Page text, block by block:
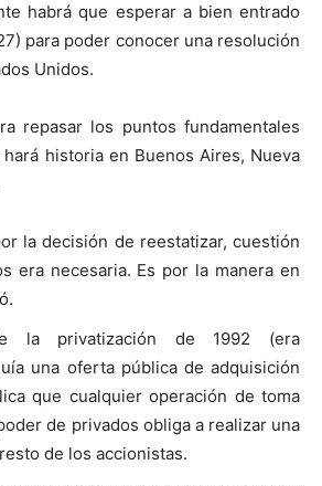
habrá que esperar a bien entrado
para poder conocer una resolución
Unidos.
repasar los puntos fundamentales
historia en Buenos Aires, Nueva
la decisión de reestatizar, cuestión
era necesaria. Es por la manera en
la privatización de 1992 (era
una oferta pública de adquisición
que cualquier operación de toma
de privados obliga a realizar una
de los accionistas.